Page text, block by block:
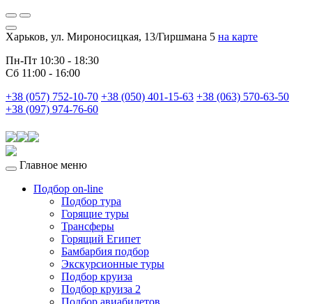
Харьков, ул. Мироносицкая, 13/Гиршмана 5 на карте
Пн-Пт 10:30 - 18:30
Сб 11:00 - 16:00
+38 (057) 752-10-70 +38 (050) 401-15-63 +38 (063) 570-63-50
+38 (097) 974-76-60
Главное меню
Подбор on-line
Подбор тура
Горящие туры
Трансферы
Горящий Египет
Бамбарбия подбор
Экскурсионные туры
Подбор круиза
Подбор круиза 2
Подбор авиабилетов